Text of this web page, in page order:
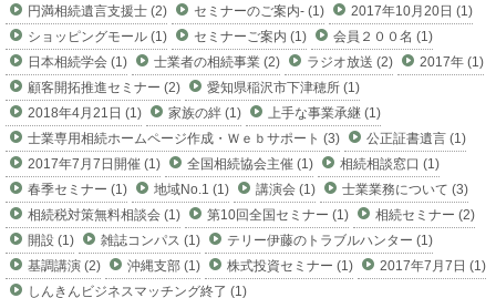
円満相続遺言支援士 (2)
セミナーのご案内- (1)
2017年10月20日 (1)
ショッピングモール (1)
セミナーご案内 (1)
会員２００名 (1)
日本相続学会 (1)
士業者の相続事業 (2) ラジオ放送 (2)
2017年 (1)
顧客開拓推進セミナー (2)
愛知県稲沢市下津穂所 (1)
2018年4月21日 (1)
家族の絆 (1)
上手な事業承継 (1)
士業専用相続ホームページ作成・Ｗｅｂサポート (3)
公正証書遺言 (1)
2017年7月7日開催 (1)
全国相続協会主催 (1)
相続相談窓口 (1)
春季セミナー (1)
地域No.1 (1) 講演会 (1)
士業業務について (3)
相続税対策無料相談会 (1)
第10回全国セミナー (1)
相続セミナー (2)
開設 (1)
雑誌コンパス (1)
テリー伊藤のトラブルハンター (1)
基調講演 (2)
沖縄支部 (1) 株式投資セミナー (1)
2017年7月7日 (1)
しんきんビジネスマッチング終了 (1)